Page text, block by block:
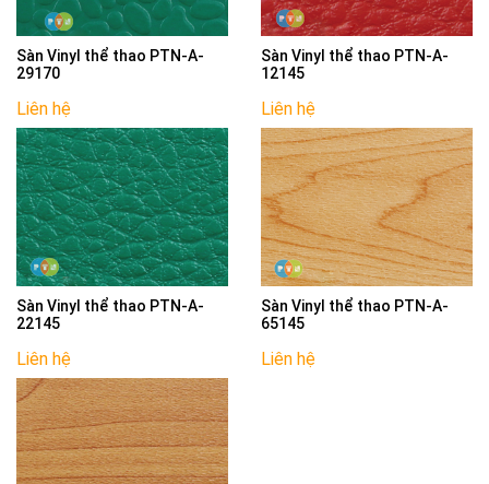
Sàn Vinyl thể thao PTN-A-
29170
Liên hệ
Sàn Vinyl thể thao PTN-A-
12145
Liên hệ
Sàn Vinyl thể thao PTN-A-
22145
Liên hệ
Sàn Vinyl thể thao PTN-A-
65145
Liên hệ